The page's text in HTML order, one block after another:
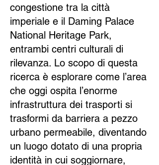
congestione tra la città
imperiale e il Daming Palace
National Heritage Park,
entrambi centri culturali di
rilevanza. Lo scopo di questa
ricerca è esplorare come l’area
che oggi ospita l’enorme
infrastruttura dei trasporti si
trasformi da barriera a pezzo
urbano permeabile, diventando
un luogo dotato di una propria
identità in cui soggiornare,